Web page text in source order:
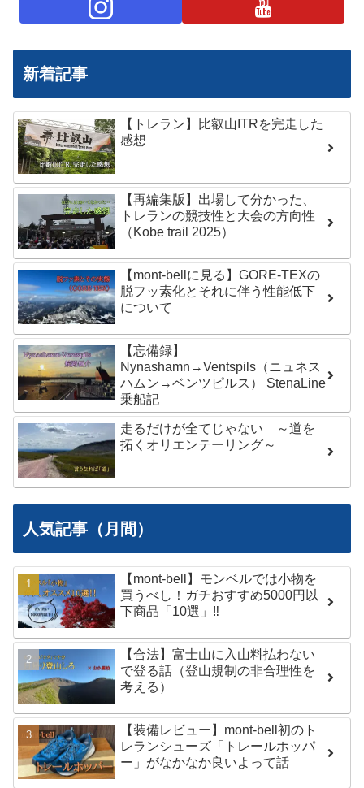
新着記事
【トレラン】比叡山ITRを完走した
感想
【再編集版】出場して分かった、
トレランの競技性と大会の方向性
（Kobe trail 2025）
【mont-bellに見る】GORE-TEXの
脱フッ素化とそれに伴う性能低下
について
【忘備録】
Nynashamn→Ventspils（ニュネス
ハムン→ベンツピルス） StenaLine
乗船記
走るだけが全てじゃない ～道を
拓くオリエンテーリング～
人気記事（月間）
【mont-bell】モンベルでは小物を
買うべし！ガチおすすめ5000円以
下商品「10選」‼︎
【合法】富士山に入山料払わない
で登る話（登山規制の非合理性を
考える）
【装備レビュー】mont-bell初のト
レランシューズ「トレールホッパ
ー」がなかなか良いよって話